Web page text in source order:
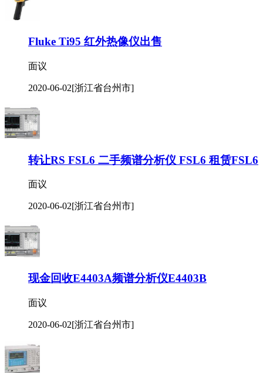
Fluke Ti95 红外热像仪出售
面议
2020-06-02[浙江省台州市]
转让RS FSL6 二手频谱分析仪 FSL6 租赁FSL6
面议
2020-06-02[浙江省台州市]
现金回收E4403A频谱分析仪E4403B
面议
2020-06-02[浙江省台州市]